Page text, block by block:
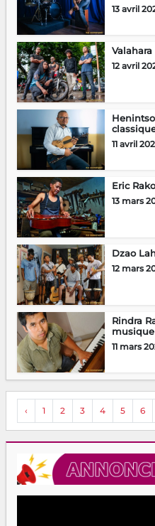
13 avril
12 avril
11 avril
Eric
13 mars
Dzao
12 mars
Rindra
musique
11 mars
‹ 1 2 3 4 5 6